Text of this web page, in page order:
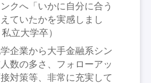
クへ「いかに自分に合う
ていたかを実感しまし
立大学卒）
企業から大手金融系シン
数の多さ、フォローアッ
対策等、非常に充実して